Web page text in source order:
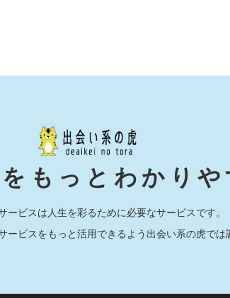
もっとわかりや
ービスは人生を彩るために必要なサービスです。
ービスをもっと活用できるよう出会い系の虎では